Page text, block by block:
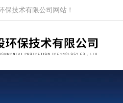
保技术有限公司网站！